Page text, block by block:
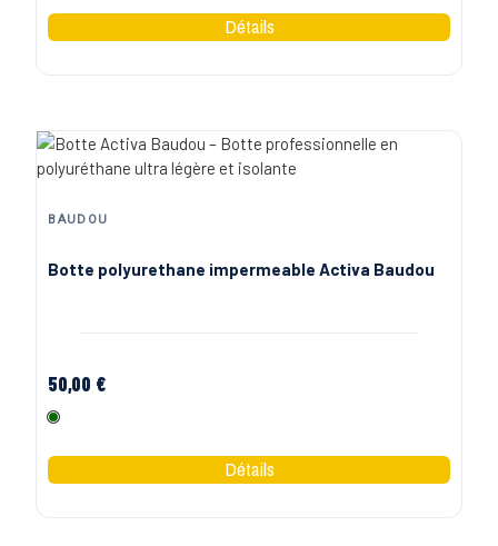
BAUDOU
Botte polyurethane impermeable Activa Baudou
50,00 €
Vert